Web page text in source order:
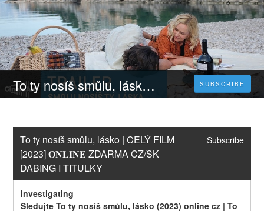
To ty nosíš smůlu, lásko | CELÝ FILM [2023] 𝐎𝐍𝐋𝐈𝐍𝐄 ZDARMA CZ/SK DABING I TITULKY SUBSCRIBE
To ty nosíš smůlu, lásko | CELÝ FILM
[2023] 𝐎𝐍𝐋𝐈𝐍𝐄 ZDARMA CZ/SK
DABING I TITULKY
Subscribe
Investigating -
Sledujte To ty nosíš smůlu, lásko (2023) online cz | To